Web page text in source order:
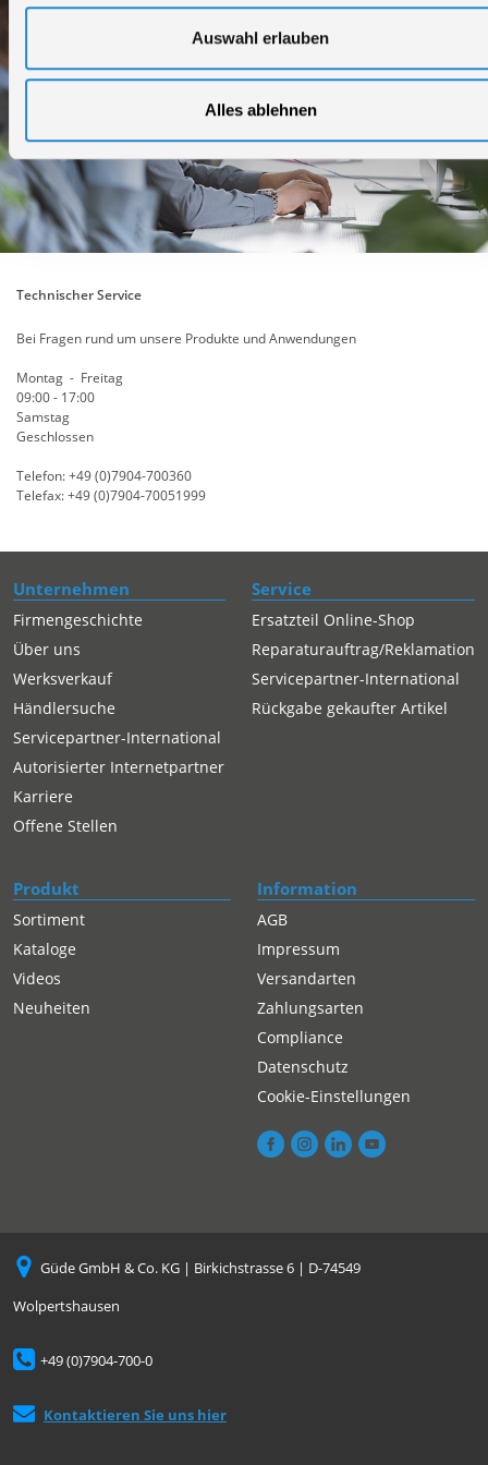
Auswahl erlauben
Alles ablehnen
Technischer Service
Bei Fragen rund um unsere Produkte und Anwendungen
Montag - Freitag
09:00 - 17:00
Samstag
Geschlossen
Telefon: +49 (0)7904-700360
Telefax: +49 (0)7904-70051999
Unternehmen
Firmengeschichte
Über uns
Werksverkauf
Händlersuche
Servicepartner-International
Autorisierter Internetpartner
Karriere
Offene Stellen
Service
Ersatzteil Online-Shop
Reparaturauftrag/Reklamation
Servicepartner-International
Rückgabe gekaufter Artikel
Produkt
Sortiment
Kataloge
Videos
Neuheiten
Information
AGB
Impressum
Versandarten
Zahlungsarten
Compliance
Datenschutz
Cookie-Einstellungen
Güde GmbH & Co. KG | Birkichstrasse 6 | D-74549
Wolpertshausen
+49 (0)7904-700-0
Kontaktieren Sie uns hier